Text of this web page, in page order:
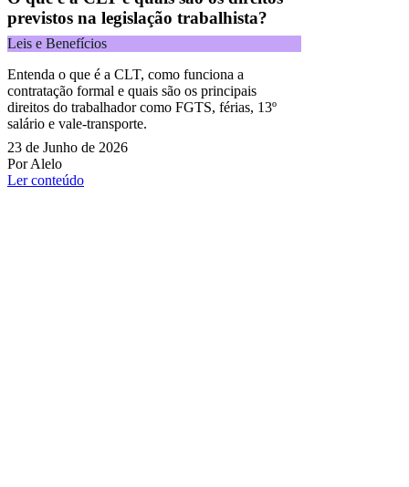
previstos na legislação trabalhista?
Leis e Benefícios
Entenda o que é a CLT, como funciona a
contratação formal e quais são os principais
direitos do trabalhador como FGTS, férias, 13º
salário e vale-transporte.
23 de Junho de 2026
Por Alelo
Ler conteúdo